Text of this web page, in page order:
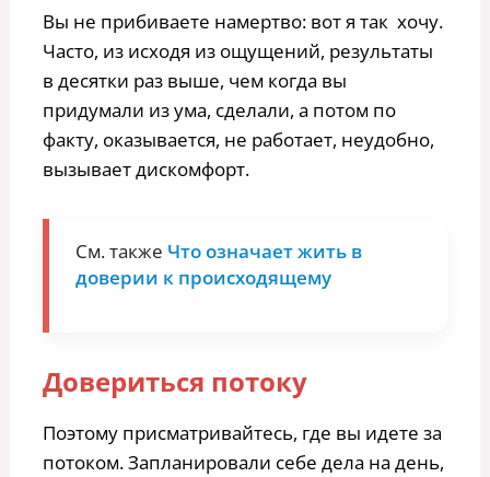
Вы не прибиваете намертво: вот я так хочу.
Часто, из исходя из ощущений, результаты
в десятки раз выше, чем когда вы
придумали из ума, сделали, а потом по
факту, оказывается, не работает, неудобно,
вызывает дискомфорт.
См. также Что означает жить в
доверии к происходящему
Довериться потоку
Поэтому присматривайтесь, где вы идете за
потоком. Запланировали себе дела на день,